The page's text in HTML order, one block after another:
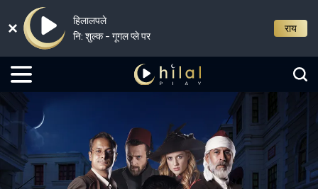
हिलालपले
नि: शुल्क - गूगल प्ले पर
राय